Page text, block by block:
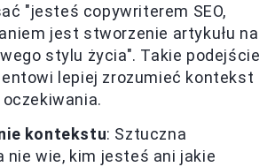
"jesteś copywriterem SEO,
jest stworzenie artykułu na
stylu życia". Takie podejście
lepiej zrozumieć kontekst
kontekstu: Sztuczna
nie wie, kim jesteś ani jakie